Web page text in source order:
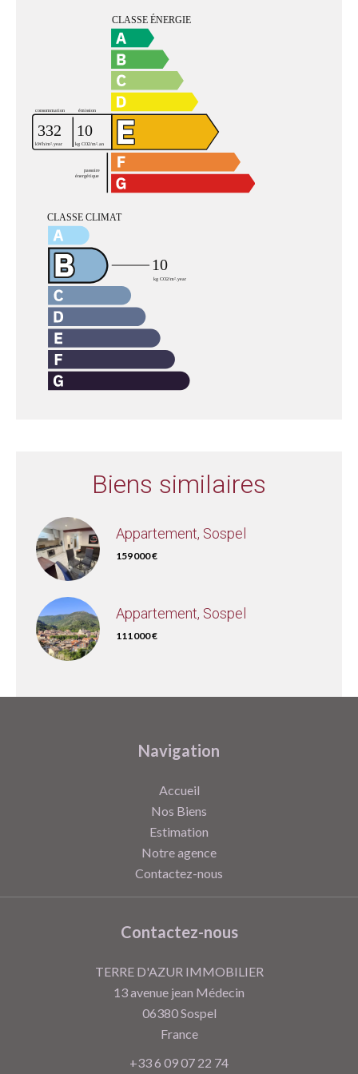
Biens similaires
Appartement, Sospel
159 000 €
Appartement, Sospel
111 000 €
Navigation
Accueil
Nos Biens
Estimation
Notre agence
Contactez-nous
Contactez-nous
TERRE D'AZUR IMMOBILIER
13 avenue jean Médecin
06380Sospel
France
+33 6 09 07 22 74